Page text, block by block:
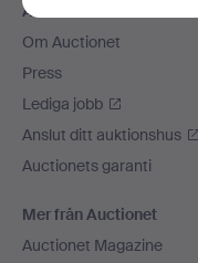
Auctionet
Om Auctionet
Press
Lediga jobb
Anslut ditt auktionshus
Auctionets garanti
Mer från Auctionet
Auctionet Magazine